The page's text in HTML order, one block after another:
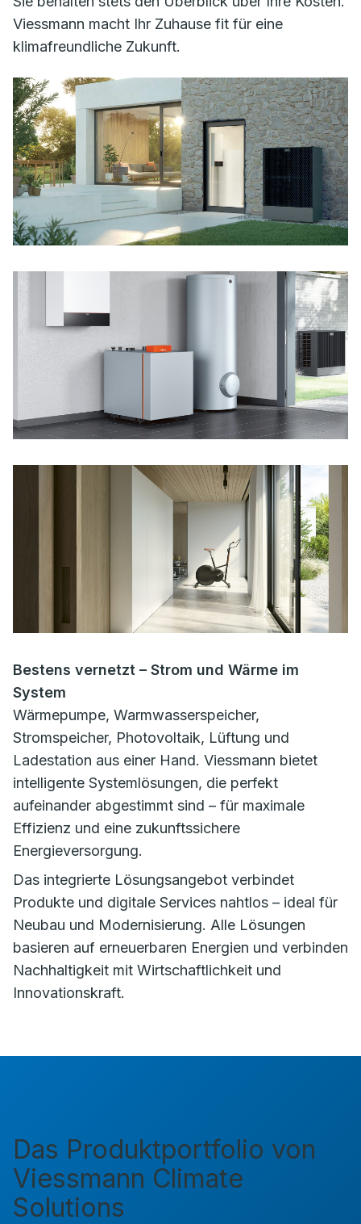
Viessmann macht Ihr Zuhause fit für eine
klimafreundliche Zukunft.
Bestens vernetzt – Strom und Wärme im
System
Wärmepumpe, Warmwasserspeicher,
Stromspeicher, Photovoltaik, Lüftung und
Ladestation aus einer Hand. Viessmann bietet
intelligente Systemlösungen, die perfekt
aufeinander abgestimmt sind – für maximale
Effizienz und eine zukunftssichere
Energieversorgung.
Das integrierte Lösungsangebot verbindet
Produkte und digitale Services nahtlos – ideal für
Neubau und Modernisierung. Alle Lösungen
basieren auf erneuerbaren Energien und verbinden
Nachhaltigkeit mit Wirtschaftlichkeit und
Innovationskraft.
Das Produktportfolio von
Viessmann Climate
Solutions